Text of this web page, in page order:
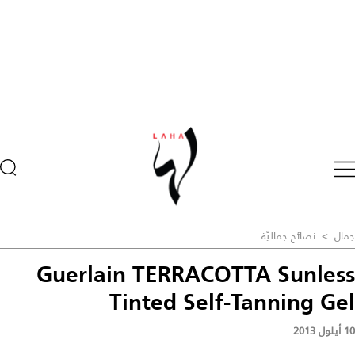
جمال > نصائح جماليّة
Guerlain TERRACOTTA Sunless
Tinted Self-Tanning Gel
10 أيلول 2013